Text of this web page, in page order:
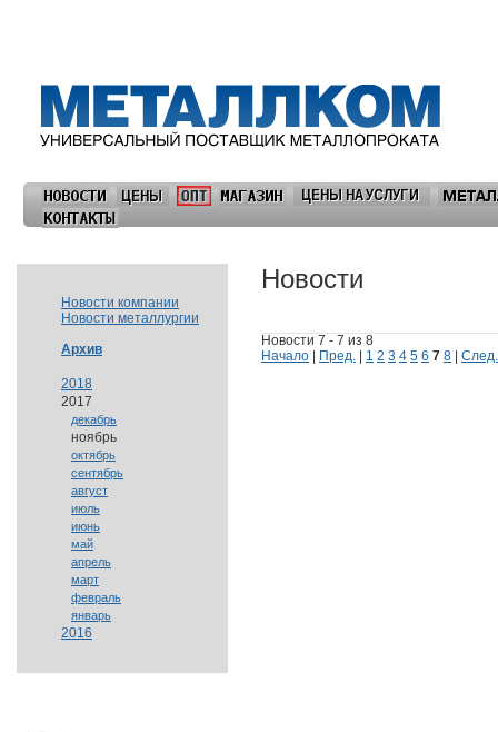
Новости компании
Новости металлургии
Архив
2018
2017
декабрь
ноябрь
октябрь
сентябрь
август
июль
июнь
май
апрель
март
февраль
январь
2016
Новости
Новости 7 - 7 из 8
Начало
Пред. 1 2 3 4 5 6 7 8 След.